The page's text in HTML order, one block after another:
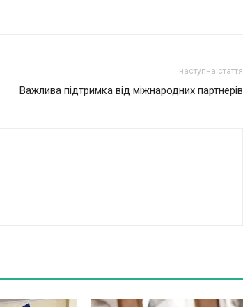
наступна стаття
Важлива підтримка від міжнародних партнерів